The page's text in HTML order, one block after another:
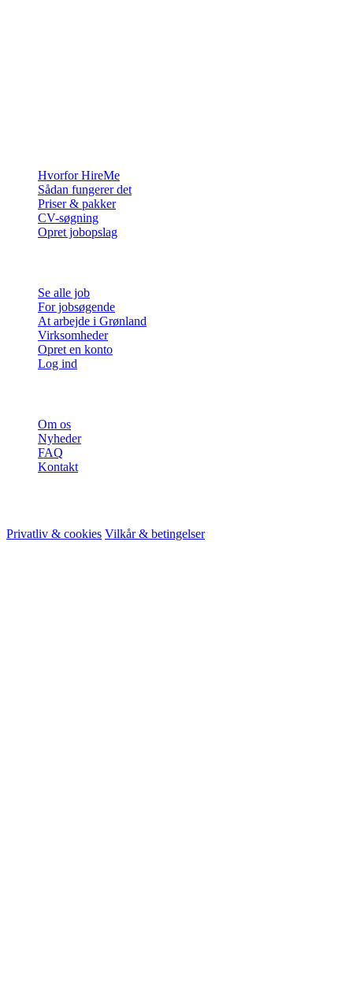
Hvorfor HireMe
Sådan fungerer det
Priser & pakker
CV-søgning
Opret jobopslag
Se alle job
For jobsøgende
At arbejde i Grønland
Virksomheder
Opret en konto
Log ind
Om os
Nyheder
FAQ
Kontakt
Privatliv & cookies Vilkår & betingelser